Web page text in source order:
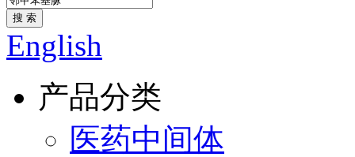
搜 索
English
产品分类
医药中间体